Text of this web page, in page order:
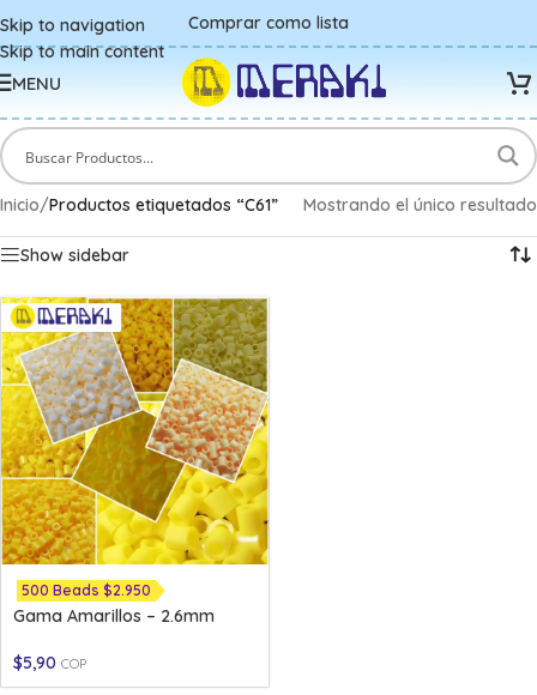
Skip to navigation
Skip to main content
Comprar como lista
MENU
Inicio/Productos etiquetados “C61” Mostrando el único resultado
Show sidebar
500 Beads $2.950
Gama Amarillos – 2.6mm
$5,90 COP